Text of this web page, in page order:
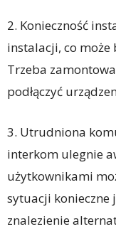
2. Konieczność
instalacji, co może
Trzeba
podłączyć
3. Utrudniona
interkom ulegnie
użytkownikami
sytuacji konieczne
znalezienie